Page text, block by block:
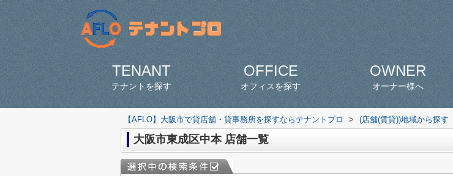
TENANT
テナントを探す
OFFICE
オフィスを探す
OWNER
オーナー様へ
【AFLO】大阪市で貸店舗・貸事務所を探すならテナントプロ > (店舗(賃貸))地域から探す
大阪市東成区中本 店舗一覧